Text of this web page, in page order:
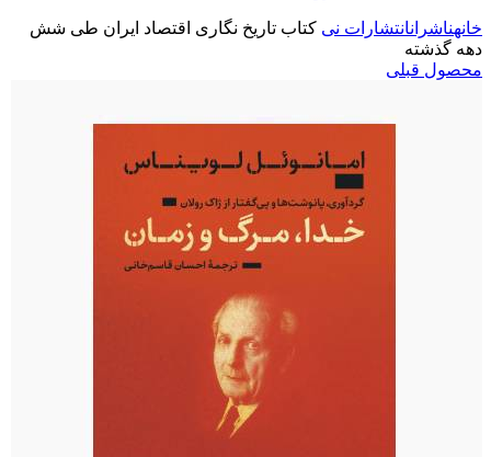
خانهناشرانانتشارات نی کتاب تاریخ نگاری اقتصاد ایران طی شش
دهه گذشته
محصول قبلی